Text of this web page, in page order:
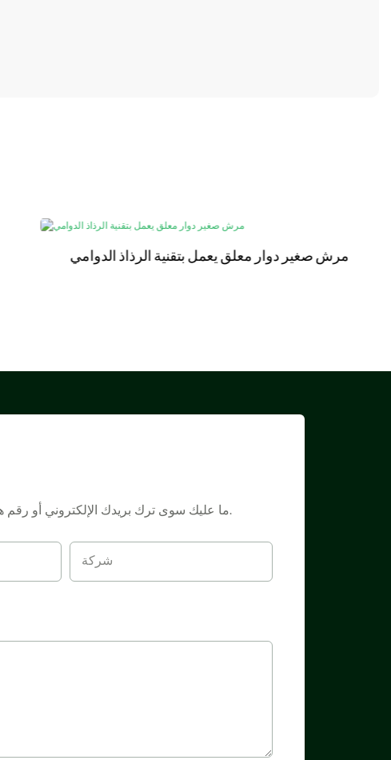
مرش صغير دوار معلق يعمل بتقنية الرذاذ الدوامي
ما عليك سوى ترك بريدك الإلكتروني أو رقم هاتفك في نموذج الاتصال حتى نتمكن من إرسال عرض أسعار مجاني لمجموعة واسعة من التصاميم لدينا.
شركة